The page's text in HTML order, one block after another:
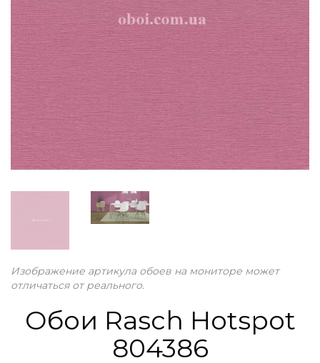
Изображение артикула обоев на мониторе может
отличаться от реального.
Обои Rasch Hotspot
804386